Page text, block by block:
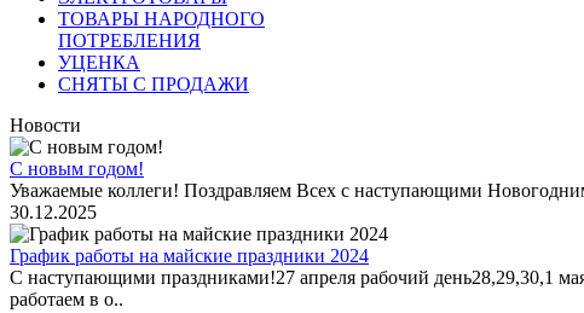
ТОВАРЫ НАРОДНОГО
ПОТРЕБЛЕНИЯ
УЦЕНКА
СНЯТЫ С ПРОДАЖИ
Новости
С новым годом!
Уважаемые коллеги! Поздравляем Всех с наступающими
30.12.2025
График работы на майские праздники 2024
С наступающими праздниками!27 апреля рабочий день28,29,30,1
работаем в о..